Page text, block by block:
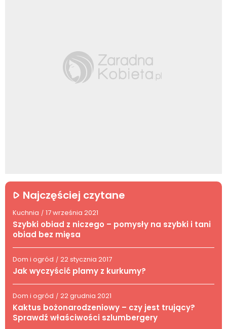
Najczęściej czytane
Kuchnia / 17 września 2021
Szybki obiad z niczego – pomysły na szybki i tani
obiad bez mięsa
Dom i ogród / 22 stycznia 2017
Jak wyczyścić plamy z kurkumy?
Dom i ogród / 22 grudnia 2021
Kaktus bożonarodzeniowy – czy jest trujący?
Sprawdź właściwości szlumbergery